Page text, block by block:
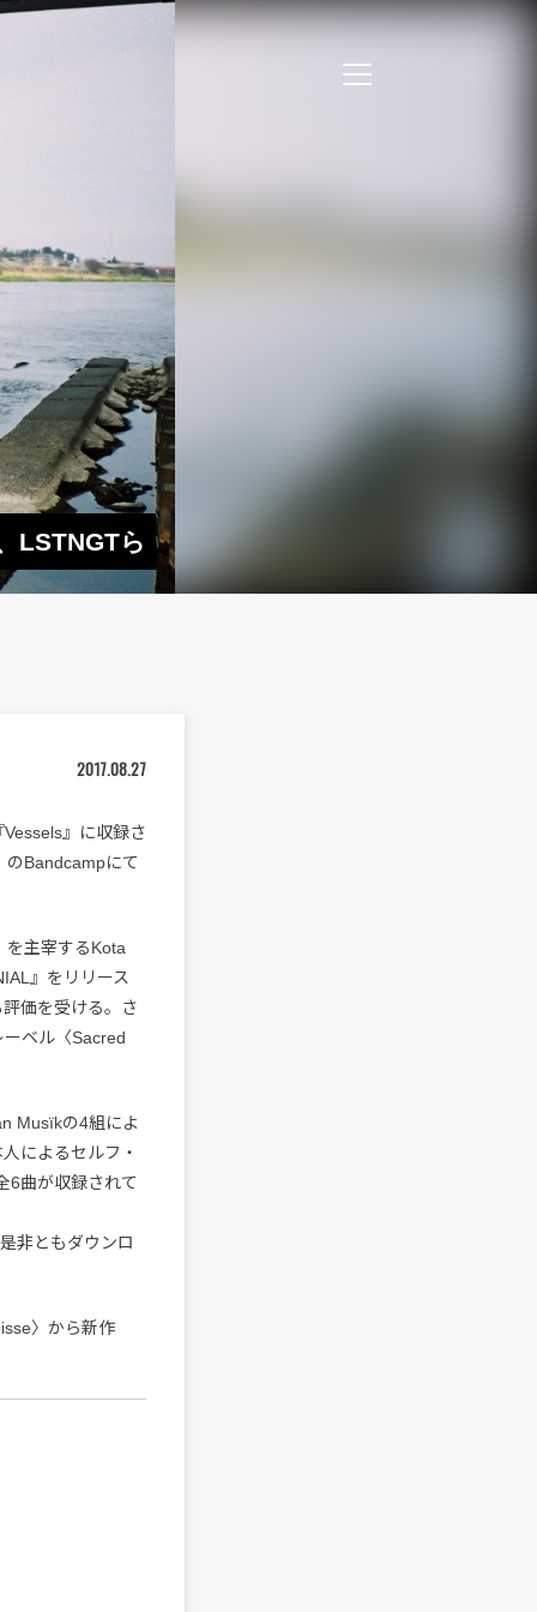
LSTNGTら
2017.08.27
』に収録さ
Bandcampにて
を主宰するKota
』をリリース
価を受ける。さ
ベル〈Sacred
Musïkの4組によ
によるセルフ・
6曲が収録されて
非ともダウンロ
〉から新作